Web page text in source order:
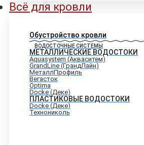
Всё для кровли
Обустройство кровли
ВОДОСТОЧНЫЕ СИСТЕМЫ
МЕТАЛЛИЧЕСКИЕ ВОДОСТОКИ
Aquasystem (Акваситем)
GrandLine (ГрандЛайн)
МеталлПрофиль
Вегасток
Optima
Docke (Деке)
ПЛАСТИКОВЫЕ ВОДОСТОКИ
Docke (Деке)
Технониколь